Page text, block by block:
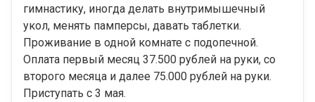
гимнастику, иногда делать внутримышечный
укол, менять памперсы, давать таблетки.
Проживание в одной комнате с подопечной.
Оплата первый месяц 37.500 рублей на руки, со
второго месяца и далее 75.000 рублей на руки.
Приступать с 3 мая.